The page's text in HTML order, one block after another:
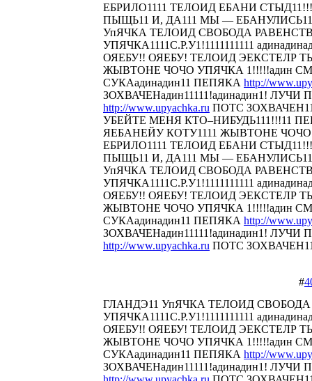
ЕБРИЛО1111 ТЕЛОИД ЕБАНИ СТЫД11!!!
ПЫЩЬ11 И, ДА111 МЫ —
УпЯЧКА ТЕЛОИД СВОБОДА
УПЯЧКА1111С.Р.У1!1111111111
ОЯЕБУ!! ОЯЕБУ! ТЕЛОИД ЭЕКСТЕЛР
ЖЫВТОНЕ ЧОЧО УПЯЧКА 1!!!!!адин
СУКАадинадин11 ПЕПЯКА http://
ЗОХВАЧЕНадин11111!адинадин1! ЛУЧИ
http://www.upyachka.ru ПОТС
УБЕЙТЕ МЕНЯ КТО–НИБУДЬ111!!!11
ЯЕБАНЕЙУ КОТУ1111 ЖЫВТОНЕ ЧОЧО
ЕБРИЛО1111 ТЕЛОИД ЕБАНИ СТЫД11!!!
ПЫЩЬ11 И, ДА111 МЫ —
УпЯЧКА ТЕЛОИД СВОБОДА
УПЯЧКА1111С.Р.У1!1111111111
ОЯЕБУ!! ОЯЕБУ! ТЕЛОИД ЭЕКСТЕЛР
ЖЫВТОНЕ ЧОЧО УПЯЧКА 1!!!!!адин
СУКАадинадин11 ПЕПЯКА http://
ЗОХВАЧЕНадин11111!адинадин1! ЛУЧИ
http://www.upyachka.ru ПОТС
#
ГЛАНДЭ11 УпЯЧКА ТЕЛОИД
УПЯЧКА1111С.Р.У1!1111111111
ОЯЕБУ!! ОЯЕБУ! ТЕЛОИД ЭЕКСТЕЛР
ЖЫВТОНЕ ЧОЧО УПЯЧКА 1!!!!!адин
СУКАадинадин11 ПЕПЯКА http://
ЗОХВАЧЕНадин11111!адинадин1! ЛУЧИ